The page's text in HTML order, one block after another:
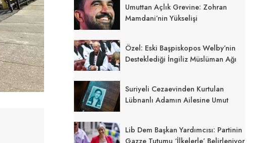
Umuttan Açlık Grevine: Zohran
Mamdani’nin Yükselişi
Özel: Eski Başpiskopos Welby’nin
Desteklediği İngiliz Müslüman Ağı
Suriyeli Cezaevinden Kurtulan
Lübnanlı Adamın Ailesine Umut
Lib Dem Başkan Yardımcısı: Partinin
Gazze Tutumu ‘İlkelerle’ Belirleniyor